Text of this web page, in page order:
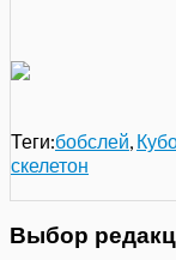
Теги:бобслей
скелетон
Выбор